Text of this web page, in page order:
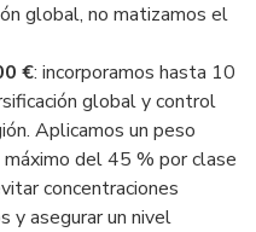
global, no matizamos el
€: incorporamos hasta 10
global y control
Aplicamos un peso
del 45 % por clase
concentraciones
y asegurar un nivel